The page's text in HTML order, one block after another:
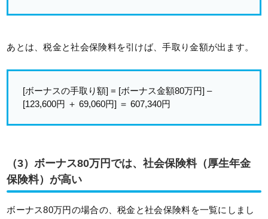
あとは、税金と社会保険料を引けば、手取り金額が出ます。
[ボーナスの手取り額] = [ボーナス金額80万円] –
[123,600円 ＋ 69,060円] ＝ 607,340円
（3）ボーナス80万円では、社会保険料（厚生年金
保険料）が高い
ボーナス80万円の場合の、税金と社会保険料を一覧にしまし